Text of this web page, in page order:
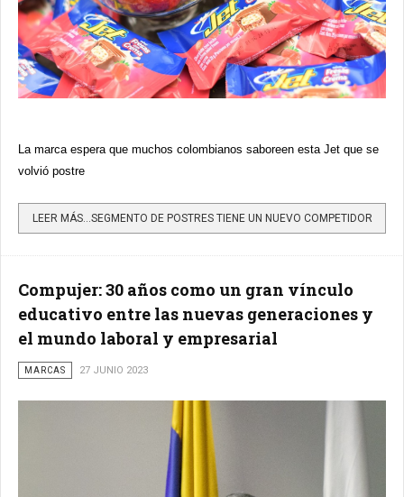
La marca espera que muchos colombianos saboreen esta Jet que se
volvió postre
LEER MÁS…SEGMENTO DE POSTRES TIENE UN NUEVO COMPETIDOR
Compujer: 30 años como un gran vínculo
educativo entre las nuevas generaciones y
el mundo laboral y empresarial
MARCAS 27 JUNIO 2023